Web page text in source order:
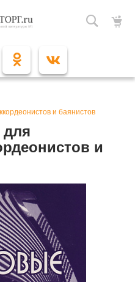
и баянистов
и